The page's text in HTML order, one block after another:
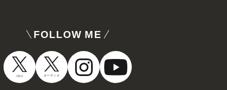
FOLLOW ME
CDJ オーディオ